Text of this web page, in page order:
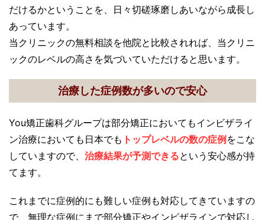
だけるかということを、日々切磋琢磨しあいながら成長し
あっています。
当クリニックの無料相談を他院と比較されれば、当クリニ
ックのレベルの高さを気づいていただけると思います。
治療した症例数が多いので安心
You矯正歯科グループは部分矯正においてもインビザライ
ン治療においても日本でも トップレベルの数の症例をこな
していますので、 治療結果が予測できるという安心感が持
てます。
これまでに症例的にも難しい症例も対応してきていますの
で、無理な症例にまで部分矯正やインビザラインで対応し